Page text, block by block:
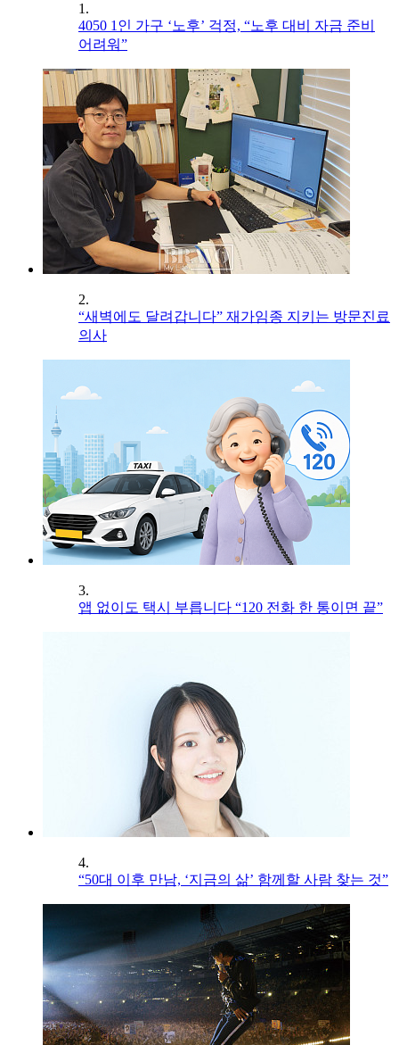
1.
4050 1인 가구 ‘노후’ 걱정, “노후 대비 자금 준비
어려워”
2.
“새벽에도 달려갑니다” 재가임종 지키는 방문진료
의사
3.
앱 없이도 택시 부릅니다 “120 전화 한 통이면 끝”
4.
“50대 이후 만남, ‘지금의 삶’ 함께할 사람 찾는 것”